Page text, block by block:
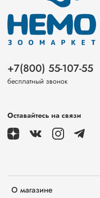
О магазине
+7(800) 55-107-55
бесплатный звонок
Оставайтесь на связи